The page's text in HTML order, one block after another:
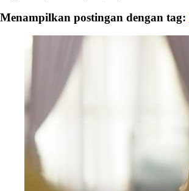
Menampilkan postingan dengan tag: